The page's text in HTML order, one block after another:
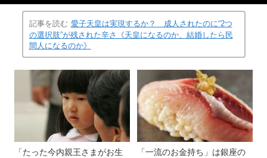
記事を読む 愛子天皇は実現するか？ 成人されたのに“2つ
の選択肢”が残された辛さ《天皇になるのか、結婚したら民
間人になるのか》
「たった今内親王さまがお生
「一流のお金持ち」は銀座の